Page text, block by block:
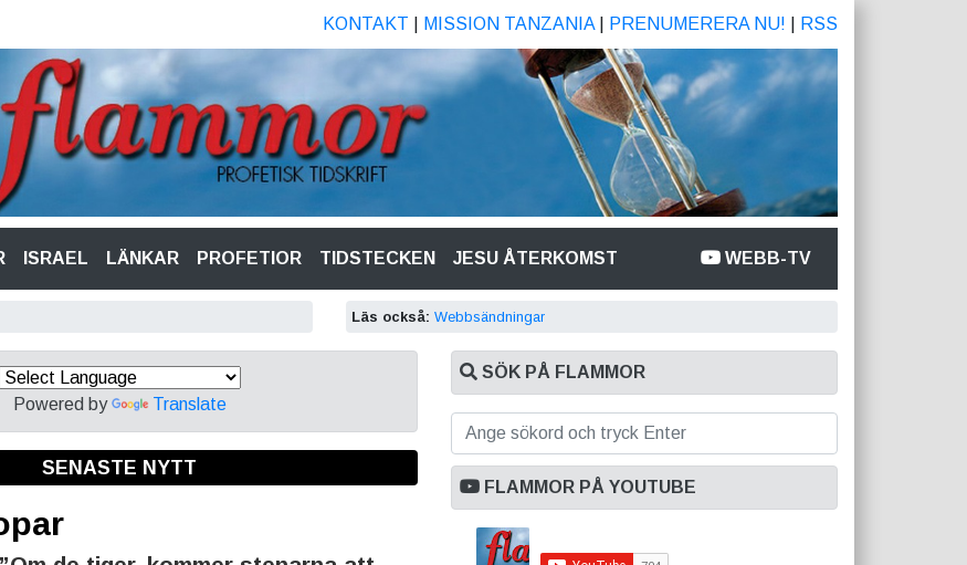
KONTAKT MISSION TANZANIA| PRENUMERERA NU! RSS
ISRAEL LÄNKAR PROFETIOR TIDSTECKEN JESU ÅTERKOMST WEBB-TV
Läs också: Webbsändningar
Powered by Translate
SENASTE NYTT
SÖK PÅ FLAMMOR
FLAMMOR PÅ YOUTUBE